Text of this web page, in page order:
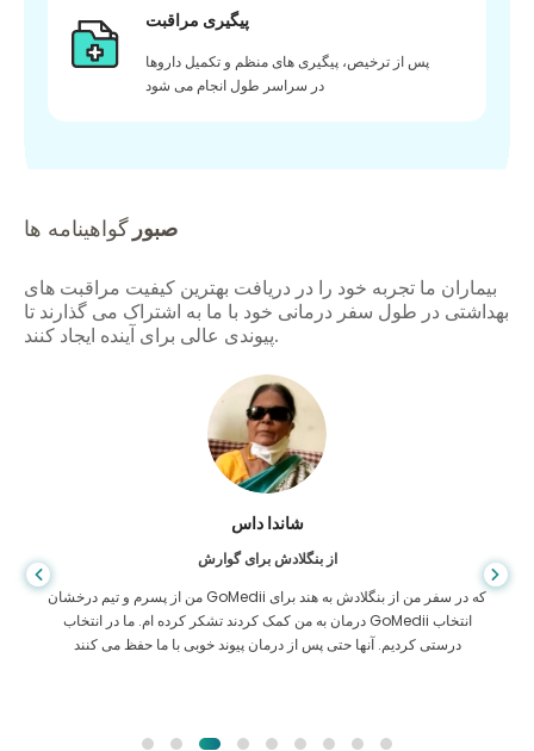
پیگیری مراقبت
پس از ترخیص، پیگیری های منظم و تکمیل داروها
در سراسر طول انجام می شود
صبور گواهینامه ها
بیماران ما تجربه خود را در دریافت بهترین کیفیت مراقبت های
بهداشتی در طول سفر درمانی خود با ما به اشتراک می گذارند تا
پیوندی عالی برای آینده ایجاد کنند.
شاندا داس
از بنگلادش برای گوارش
من از پسرم و تیم درخشان GoMedii که در سفر من از بنگلادش به هند برای
درمان به من کمک کردند تشکر کرده ام. ما در انتخاب GoMedii انتخاب
درستی کردیم. آنها حتی پس از درمان پیوند خوبی با ما حفظ می کنند